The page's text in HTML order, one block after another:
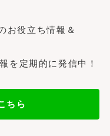
お役立ち情報＆
を定期的に発信中！
ちら